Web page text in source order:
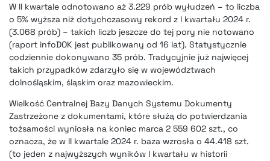
W II kwartale odnotowano aż 3.229 prób wyłudzeń – to liczba
o 5% wyższa niż dotychczasowy rekord z I kwartału 2024 r.
(3.068 prób) – takich liczb jeszcze do tej pory nie notowano
(raport infoDOK jest publikowany od 16 lat). Statystycznie
codziennie dokonywano 35 prób. Tradycyjnie już najwięcej
takich przypadków zdarzyło się w województwach
dolnośląskim, śląskim oraz mazowieckim.
Wielkość Centralnej Bazy Danych Systemu Dokumenty
Zastrzeżone z dokumentami, które służą do potwierdzania
tożsamości wyniosła na koniec marca 2 559 602 szt., co
oznacza, że w II kwartale 2024 r. baza wzrosła o 44.418 szt.
(to jeden z najwyższych wyników I kwartału w historii